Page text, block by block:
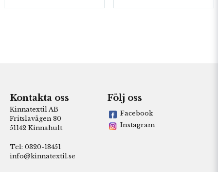
Kontakta oss
Kinnatextil AB
Fritslavägen 80
51142 Kinnahult
Tel: 0320-18451
info@kinnatextil.se
Följ oss
Facebook
Instagram